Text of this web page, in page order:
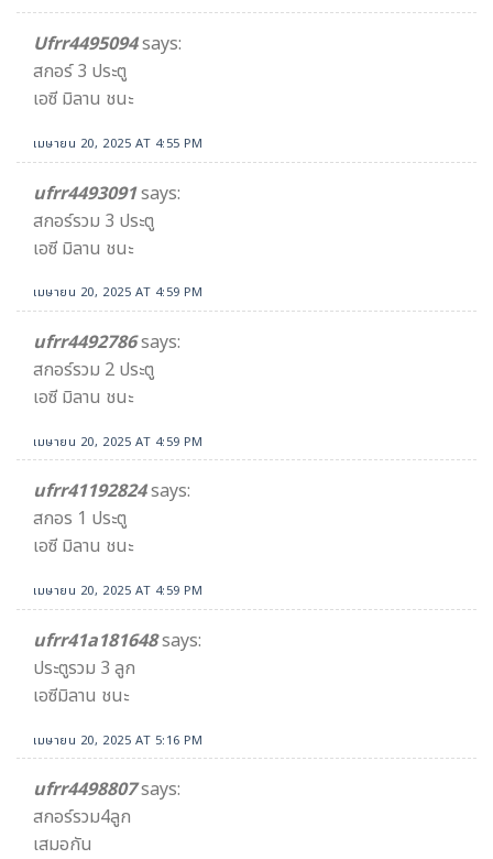
Ufrr4495094says:
สกอร์ 3 ประตู
เอซี มิลาน ชนะ
เมษายน 20, 2025 AT 4:55 PM
ufrr4493091says:
สกอร์รวม​ 3 ประตู
เอซี มิลาน ชนะ​
เมษายน 20, 2025 AT 4:59 PM
ufrr4492786says:
สกอร์รวม​ 2 ประตู
เอซี มิลาน ชนะ​
เมษายน 20, 2025 AT 4:59 PM
ufrr41192824says:
สกอร 1 ประตู
เอซี มิลาน ชนะ​
เมษายน 20, 2025 AT 4:59 PM
ufrr41a181648says:
ประตูรวม 3 ลูก
เอซีมิลาน ชนะ
เมษายน 20, 2025 AT 5:16 PM
ufrr4498807says:
สกอร์รวม4ลูก
เสมอกัน